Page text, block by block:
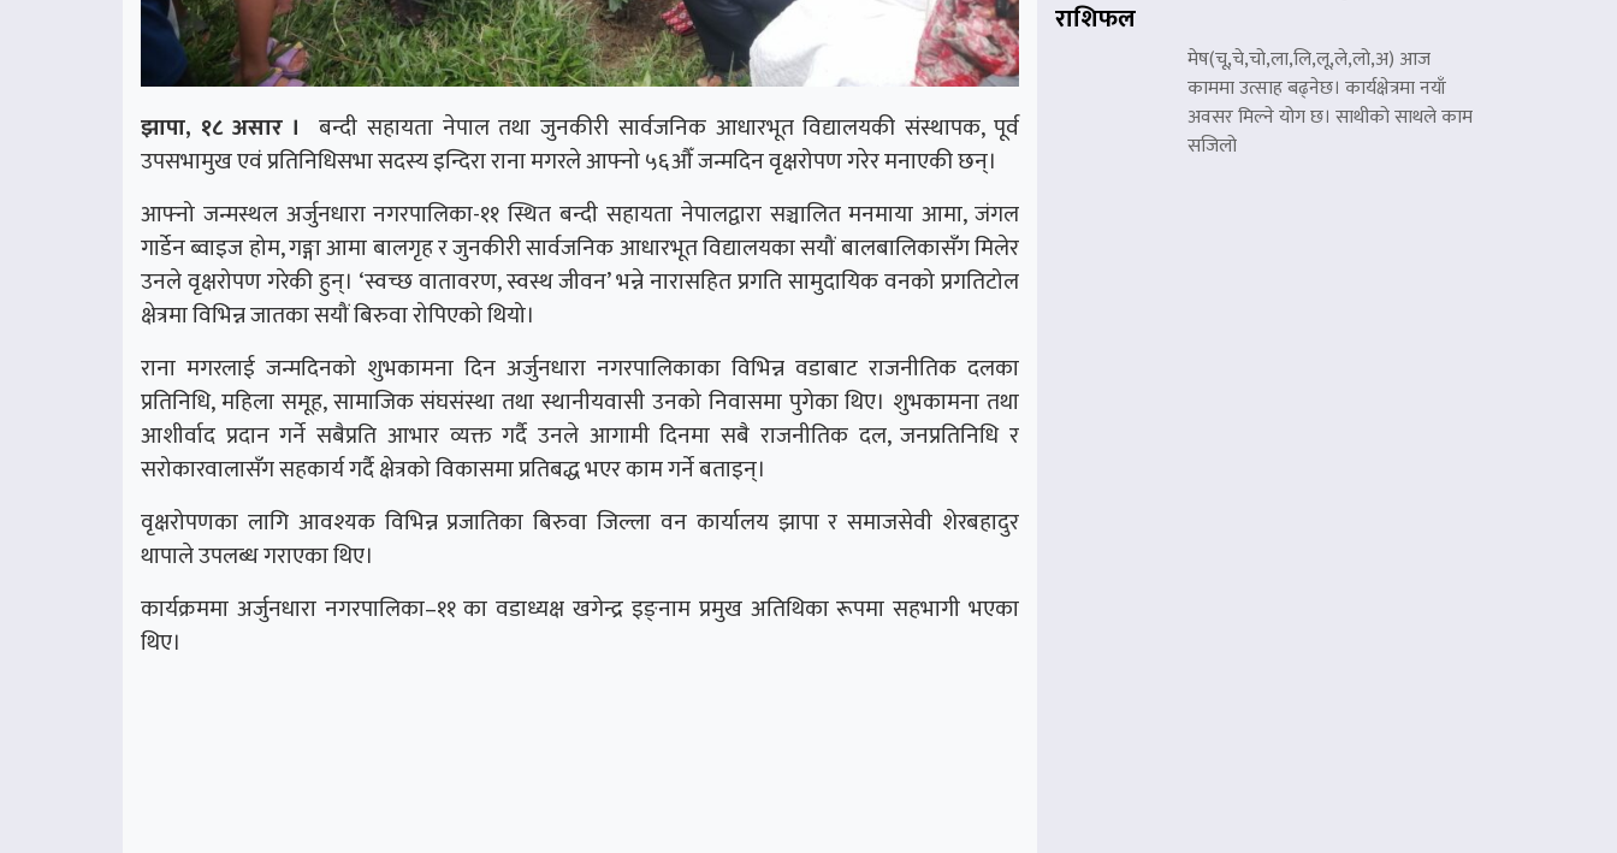
झापा, १८ असार । बन्दी सहायता नेपाल तथा जुनकीरी सार्वजनिक आधारभूत विद्यालयकी संस्थापक, पूर्व
उपसभामुख एवं प्रतिनिधिसभा सदस्य इन्दिरा राना मगरले आफ्नो ५६औँ जन्मदिन वृक्षरोपण गरेर मनाएकी छन्।
आफ्नो जन्मस्थल अर्जुनधारा नगरपालिका-११ स्थित बन्दी सहायता नेपालद्वारा सञ्चालित मनमाया आमा, जंगल
गार्डेन ब्वाइज होम, गङ्गा आमा बालगृह र जुनकीरी सार्वजनिक आधारभूत विद्यालयका सयौं बालबालिकासँग मिलेर
उनले वृक्षरोपण गरेकी हुन्। ‘स्वच्छ वातावरण, स्वस्थ जीवन’ भन्ने नारासहित प्रगति सामुदायिक वनको प्रगतिटोल
क्षेत्रमा विभिन्न जातका सयौं बिरुवा रोपिएको थियो।
राना मगरलाई जन्मदिनको शुभकामना दिन अर्जुनधारा नगरपालिकाका विभिन्न वडाबाट राजनीतिक दलका
प्रतिनिधि, महिला समूह, सामाजिक संघसंस्था तथा स्थानीयवासी उनको निवासमा पुगेका थिए। शुभकामना तथा
आशीर्वाद प्रदान गर्ने सबैप्रति आभार व्यक्त गर्दै उनले आगामी दिनमा सबै राजनीतिक दल, जनप्रतिनिधि र
सरोकारवालासँग सहकार्य गर्दै क्षेत्रको विकासमा प्रतिबद्ध भएर काम गर्ने बताइन्।
वृक्षरोपणका लागि आवश्यक विभिन्न प्रजातिका बिरुवा जिल्ला वन कार्यालय झापा र समाजसेवी शेरबहादुर
थापाले उपलब्ध गराएका थिए।
कार्यक्रममा अर्जुनधारा नगरपालिका–११ का वडाध्यक्ष खगेन्द्र इङ्नाम प्रमुख अतिथिका रूपमा सहभागी भएका
थिए।
राशिफल
मेष(चू,चे,चो,ला,लि,लू,ले,लो,अ) आज
काममा उत्साह बढ्नेछ। कार्यक्षेत्रमा नयाँ
अवसर मिल्ने योग छ। साथीको साथले काम
सजिलो